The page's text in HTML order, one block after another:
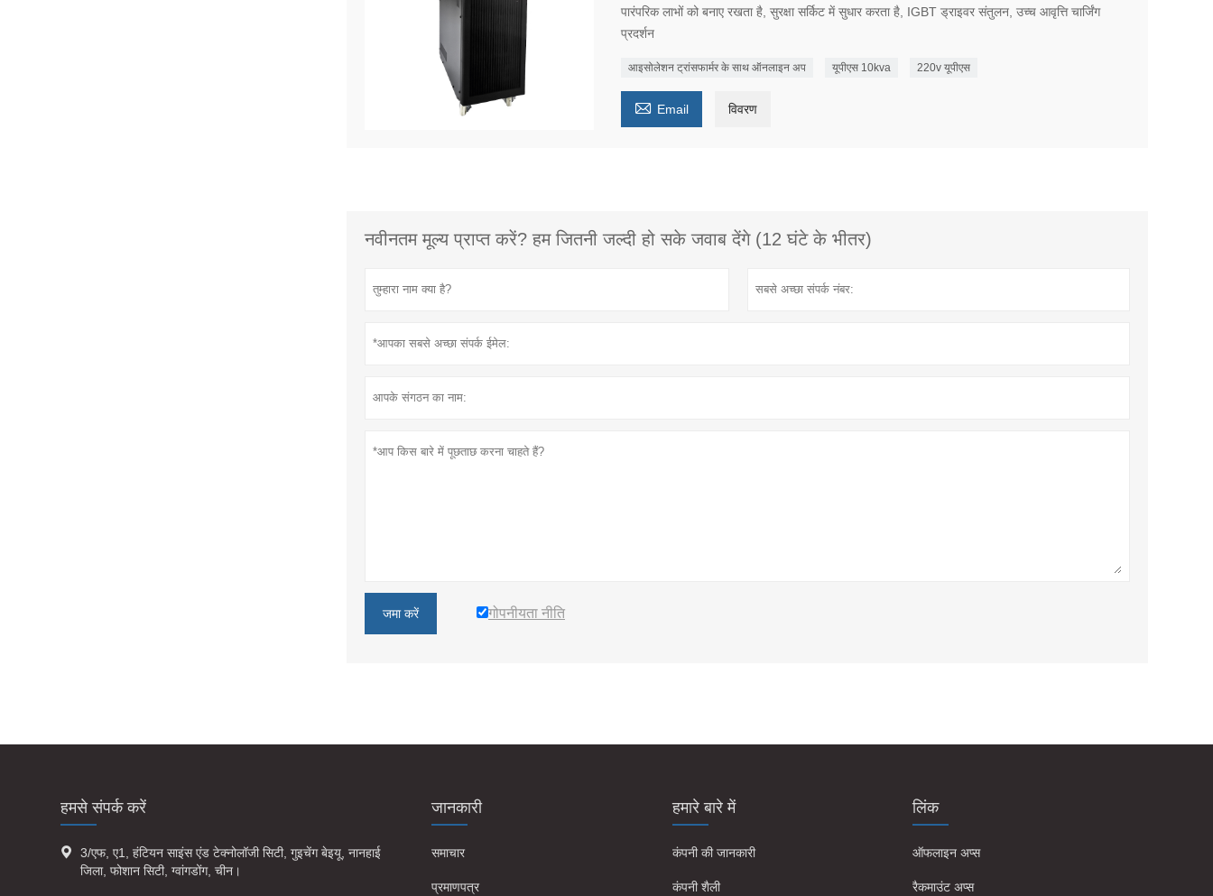
पारंपरिक लाभों को बनाए रखता है, सुरक्षा सर्किट में सुधार करता है, IGBT ड्राइवर संतुलन, उच्च आवृत्ति चार्जिंग
प्रदर्शन
आइसोलेशन ट्रांसफार्मर के साथ ऑनलाइन अप यूपीएस 10kva 220v यूपीएस
 Email विवरण
नवीनतम मूल्य प्राप्त करें? हम जितनी जल्दी हो सके जवाब देंगे (12 घंटे के भीतर)
जमा करें गोपनीयता नीति
हमसे संपर्क करें

3/एफ, ए1, हंटियन साइंस एंड टेक्नोलॉजी सिटी, गुइचेंग बेइयू, नानहाई
जिला, फोशान सिटी, ग्वांगडोंग, चीन।
जानकारी
समाचार
प्रमाणपत्र
हमारे बारे में
कंपनी की जानकारी
कंपनी शैली
लिंक
ऑफलाइन अप्स
रैकमाउंट अप्स